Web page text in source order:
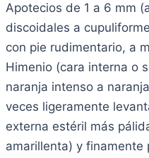
Apotecios de 1 a 6 mm
discoidales a
con pie rudimentario, a
Himenio (cara interna o
naranja intenso a
veces ligeramente
externa estéril más
amarillenta) y finamente